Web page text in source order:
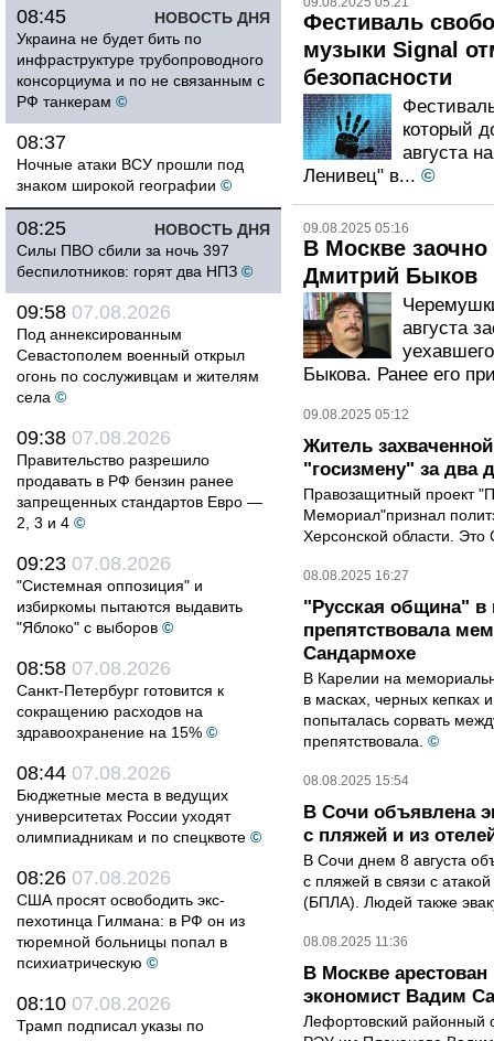
НОВОСТЬ ДНЯ
08:45
Украина не будет бить по
инфраструктуре трубопроводного
консорциума и по не связанным с
РФ танкерам ©
08:37
Ночные атаки ВСУ прошли под
знаком широкой географии ©
НОВОСТЬ ДНЯ
08:25
Силы ПВО сбили за ночь 397
беспилотников: горят два НПЗ ©
09:58 07.08.2026
Под аннексированным
Севастополем военный открыл
огонь по сослуживцам и жителям
села ©
09:38 07.08.2026
Правительство разрешило
продавать в РФ бензин ранее
запрещенных стандартов Евро —
2, 3 и 4 ©
09:23 07.08.2026
"Системная оппозиция" и
избиркомы пытаются выдавить
"Яблоко" с выборов ©
08:58 07.08.2026
Санкт-Петербург готовится к
сокращению расходов на
здравоохранение на 15% ©
08:44 07.08.2026
Бюджетные места в ведущих
университетах России уходят
олимпиадникам и по спецквоте ©
08:26 07.08.2026
США просят освободить экс-
пехотинца Гилмана: в РФ он из
тюремной больницы попал в
психиатрическую ©
08:10 07.08.2026
Трамп подписал указы по
Фестиваль
музыки Signal
безопасности
который
августа
Ленивец" в... ©
09.08.2025 05:16
В Москве заочно
Дмитрий Быков
августа
Быкова. Ранее его
09.08.2025 05:12
Житель
"госизмену" за два
Правозащитный проект
Мемориал"признал
Херсонской области. Это
08.08.2025 16:27
"Русская община" в
препятствовала
Сандармохе
В Карелии на
в масках, черных
попыталась сорвать
препятствовала. ©
08.08.2025 15:54
В Сочи объявлена
с пляжей и из
В Сочи днем 8 августа
с пляжей в связи с
(БПЛА). Людей также
08.08.2025 11:36
В Москве
экономист Вадим
Лефортовский районный